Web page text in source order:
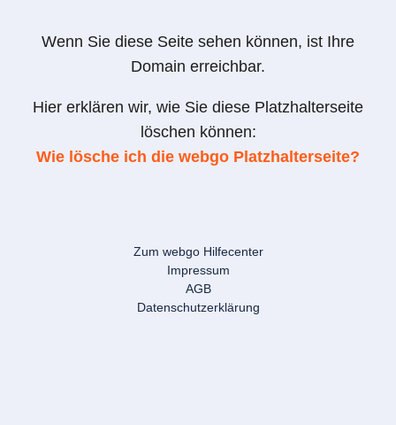
Wenn Sie diese Seite sehen können, ist Ihre
Domain erreichbar.
Hier erklären wir, wie Sie diese Platzhalterseite
löschen können:
Wie lösche ich die webgo Platzhalterseite?
Zum webgo Hilfecenter
Impressum
AGB
Datenschutzerklärung